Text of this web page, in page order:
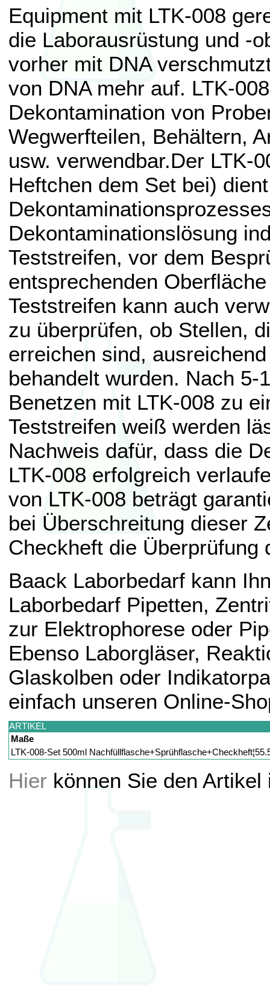
Equipment mit LTK-008
die Laborausrüstung und -
vorher mit DNA
von DNA mehr auf. LTK-
Dekontamination von
Wegwerfteilen, Behältern,
usw. verwendbar.Der LTK-
Heftchen dem Set bei)
Dekontaminationslösung
Teststreifen, vor dem
entsprechenden
Teststreifen kann auch
zu überprüfen, ob Stellen,
erreichen sind,
behandelt wurden. Nach 5-
Benetzen mit LTK-008 zu
Teststreifen weiß werden
Nachweis dafür, dass die
LTK-008 erfolgreich
von LTK-008 beträgt
bei Überschreitung dieser
Checkheft die Überprüfung
Baack Laborbedarf kann
Laborbedarf Pipetten,
zur Elektrophorese oder
Ebenso Laborgläser,
Glaskolben oder
einfach unseren Online-
ARTIKEL
Maße
LTK-008-Set 500ml
Hier können Sie den